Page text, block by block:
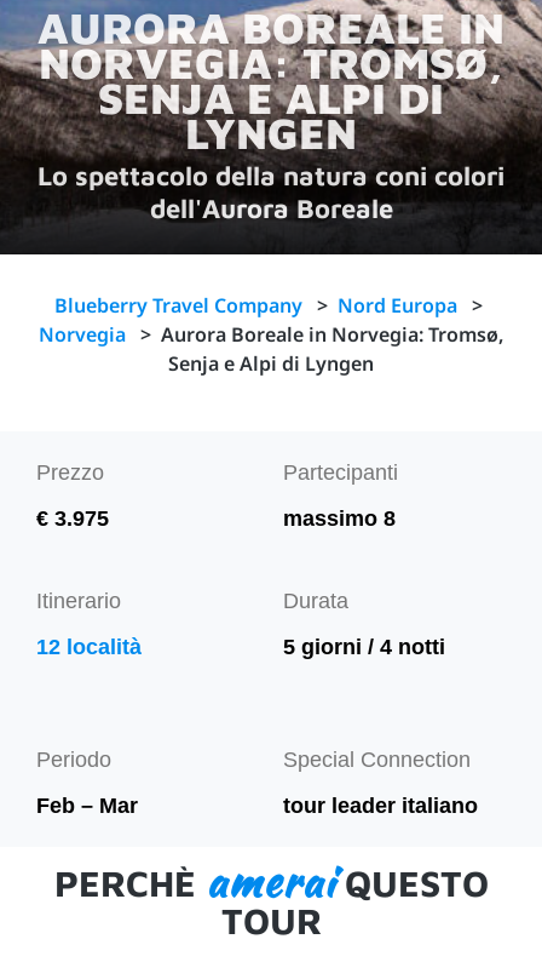
AURORA BOREALE IN
NORVEGIA: TROMSØ,
SENJA E ALPI DI
LYNGEN
Lo spettacolo della natura coni colori
dell'Aurora Boreale
Blueberry Travel Company > Nord Europa >
Norvegia > Aurora Boreale in Norvegia: Tromsø,
Senja e Alpi di Lyngen
Prezzo
€ 3.975
Partecipanti
massimo 8
Itinerario
12 località
Durata
5 giorni / 4 notti
Periodo
Feb – Mar
Special Connection
tour leader italiano
PERCHÈ ameraiQUESTO
TOUR